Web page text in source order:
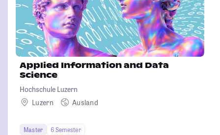
Applied Information and Data
Science
Hochschule Luzern
Luzern
Ausland
Master
6 Semester